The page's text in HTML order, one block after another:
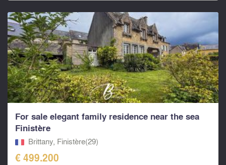
For sale elegant family residence near the sea
Finistère
Brittany, Finistère(29)
€ 499.200